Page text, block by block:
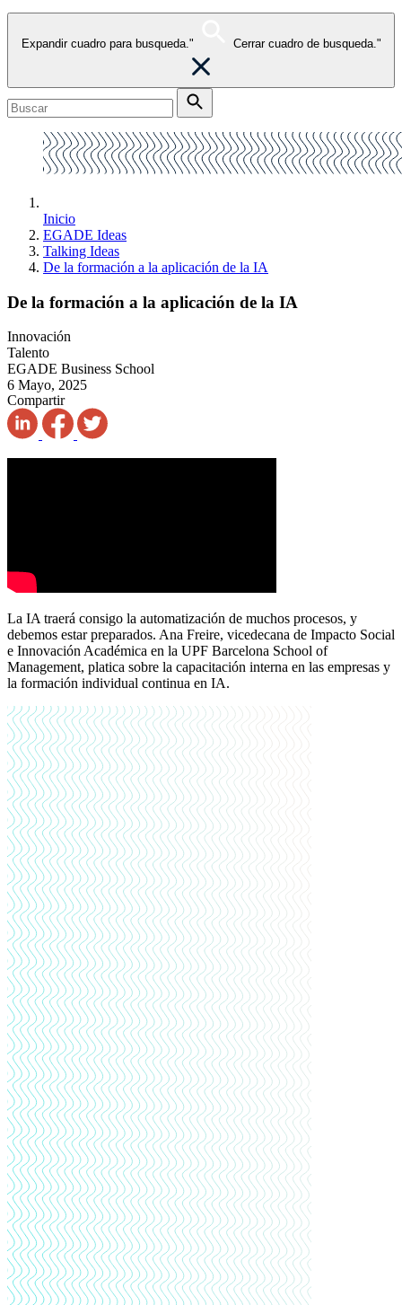
Expandir cuadro para busqueda." Cerrar cuadro de busqueda."
Inicio
EGADE Ideas
Talking Ideas
De la formación a la aplicación de la IA
De la formación a la aplicación de la IA
Innovación
Talento
EGADE Business School
6 Mayo, 2025
Compartir
La IA traerá consigo la automatización de muchos procesos, y
debemos estar preparados. Ana Freire, vicedecana de Impacto Social
e Innovación Académica en la UPF Barcelona School of
Management, platica sobre la capacitación interna en las empresas y
la formación individual continua en IA.